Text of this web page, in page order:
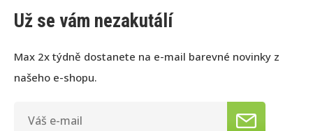
Už se vám nezakutálí
Max 2x týdně dostanete na e-mail barevné novinky z
našeho e-shopu.